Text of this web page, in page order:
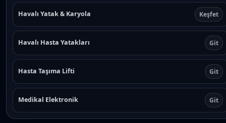
Havalı Yatak & Karyola Keşfet
Havalı Hasta Yatakları Git
Hasta Taşıma Lifti Git
Medikal Elektronik Git